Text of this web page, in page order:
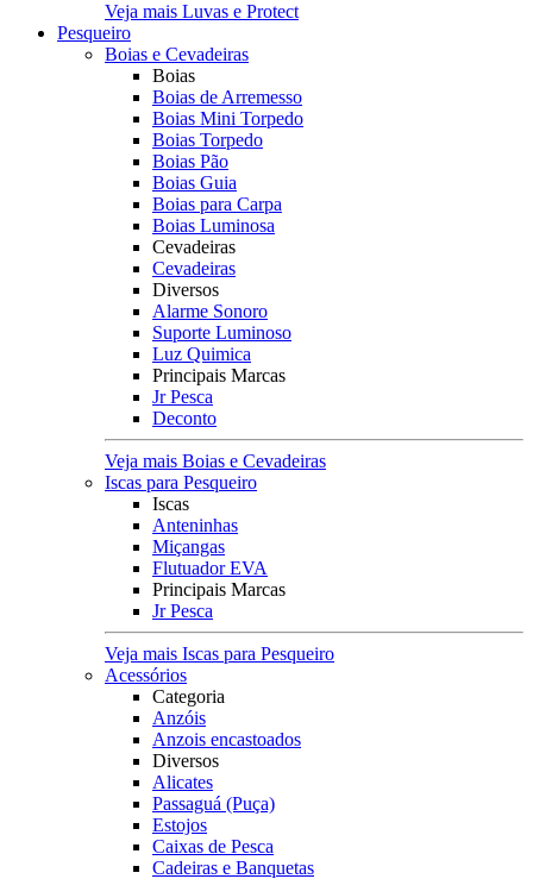
Veja mais Luvas e Protect
Pesqueiro
Boias e Cevadeiras
Boias
Boias de Arremesso
Boias Mini Torpedo
Boias Torpedo
Boias Pão
Boias Guia
Boias para Carpa
Boias Luminosa
Cevadeiras
Cevadeiras
Diversos
Alarme Sonoro
Suporte Luminoso
Luz Quimica
Principais Marcas
Jr Pesca
Deconto
Veja mais Boias e Cevadeiras
Iscas para Pesqueiro
Iscas
Anteninhas
Miçangas
Flutuador EVA
Principais Marcas
Jr Pesca
Veja mais Iscas para Pesqueiro
Acessórios
Categoria
Anzóis
Anzois encastoados
Diversos
Alicates
Passaguá (Puça)
Estojos
Caixas de Pesca
Cadeiras e Banquetas